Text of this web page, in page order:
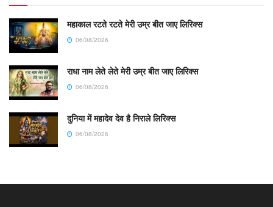
महाकाल रटते रटते मेरी उम्र बीत जाए लिरिक्स
06/08/2026
राधा नाम लेते लेते मेरी उम्र बीत जाए लिरिक्स
06/08/2026
दुनिया में महादेव देव है निराले लिरिक्स
06/08/2026